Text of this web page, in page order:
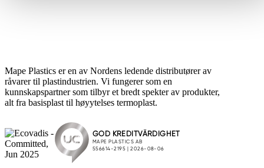
Mape Plastics er en av Nordens ledende distributører av
råvarer til plastindustrien. Vi fungerer som en
kunnskapspartner som tilbyr et bredt spekter av produkter,
alt fra basisplast til høyytelses termoplast.